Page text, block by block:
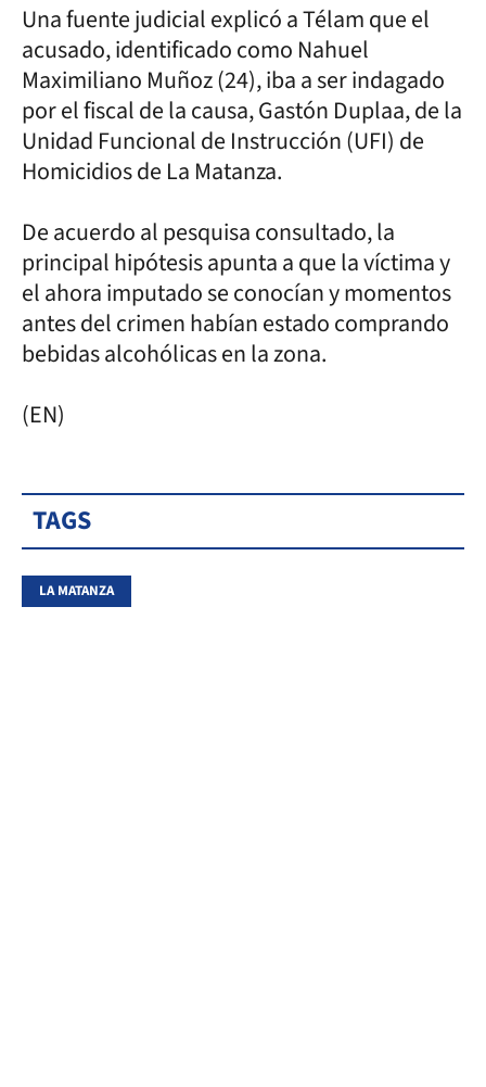
Una fuente judicial explicó a Télam que el
acusado, identificado como Nahuel
Maximiliano Muñoz (24), iba a ser indagado
por el fiscal de la causa, Gastón Duplaa, de la
Unidad Funcional de Instrucción (UFI) de
Homicidios de La Matanza.
De acuerdo al pesquisa consultado, la
principal hipótesis apunta a que la víctima y
el ahora imputado se conocían y momentos
antes del crimen habían estado comprando
bebidas alcohólicas en la zona.
(EN)
TAGS
LA MATANZA